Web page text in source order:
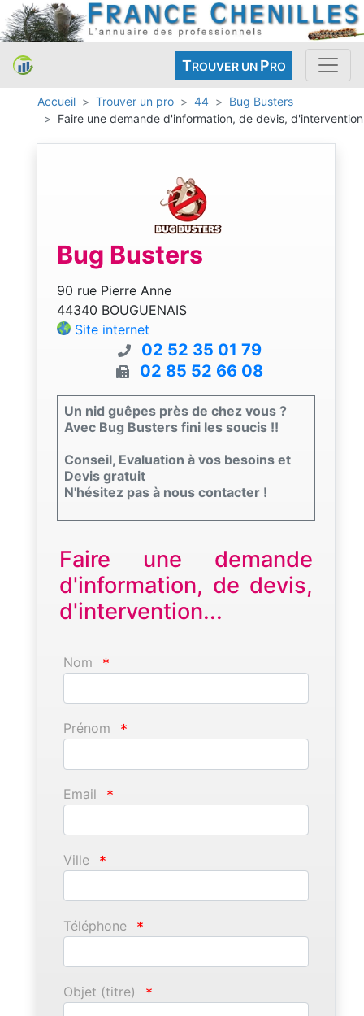
TROUVER UN PRO
Accueil Trouver un pro 44
Bug Busters
Faire une demande d'information, de devis, d'intervention
Bug Busters
90 rue Pierre Anne
44340 BOUGUENAIS
Site internet
02 52 35 01 79
02 85 52 66 08
Un nid guêpes près de chez vous ?
Avec Bug Busters fini les soucis !!
Conseil, Evaluation à vos besoins et
Devis gratuit
N'hésitez pas à nous contacter !
Faire une demande
d'information, de devis,
d'intervention...
Nom *
Prénom *
Email *
Ville *
Téléphone *
Objet (titre) *